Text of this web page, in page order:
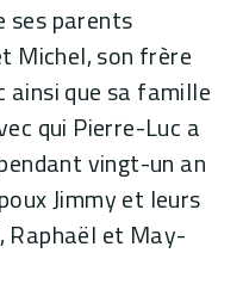
ses parents
Michel, son frère
ainsi que sa famille
qui Pierre-Luc a
vingt-un an
Jimmy et leurs
Raphaël et May-